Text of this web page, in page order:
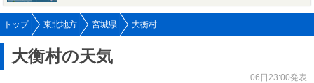
トップ 東北地方 宮城県 大衡村
大衡村の天気
06日23:00発表